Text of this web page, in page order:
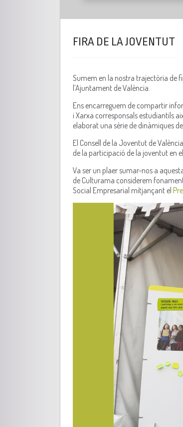
FIRA DE LA JOVENTUT
Sumem en la nostra trajectòria de
l’Ajuntament de València.
Ens encarreguem de compartir
i Xarxa corresponsals estudiantils
elaborat una sèrie de dinàmiques
El Consell de la Joventut de
de la participació de la joventut en
Va ser un plaer sumar-nos a
de Culturama considerem
Social Empresarial mitjançant el